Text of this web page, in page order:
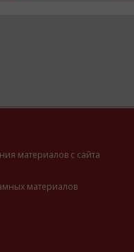
материалов с сайта
материалов